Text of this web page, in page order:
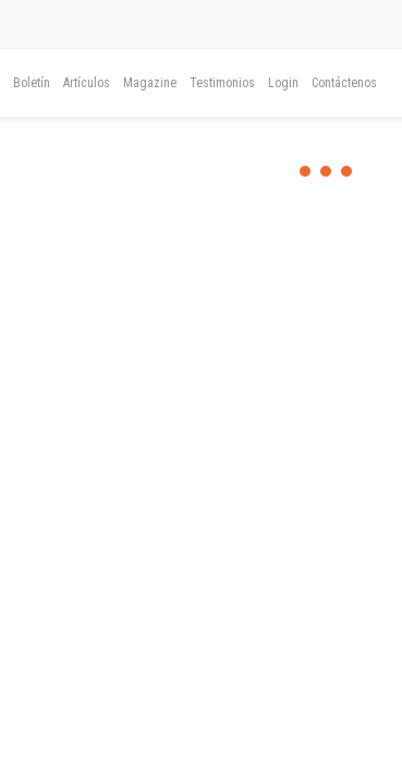
Boletín Artículos Magazine Testimonios Login Contáctenos